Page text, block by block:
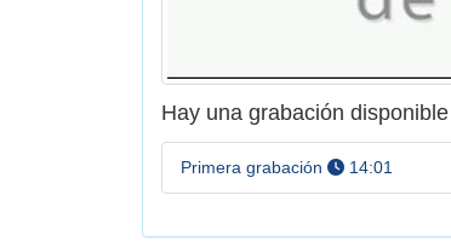
Hay una grabación disponible
Primera grabación a las
14:01